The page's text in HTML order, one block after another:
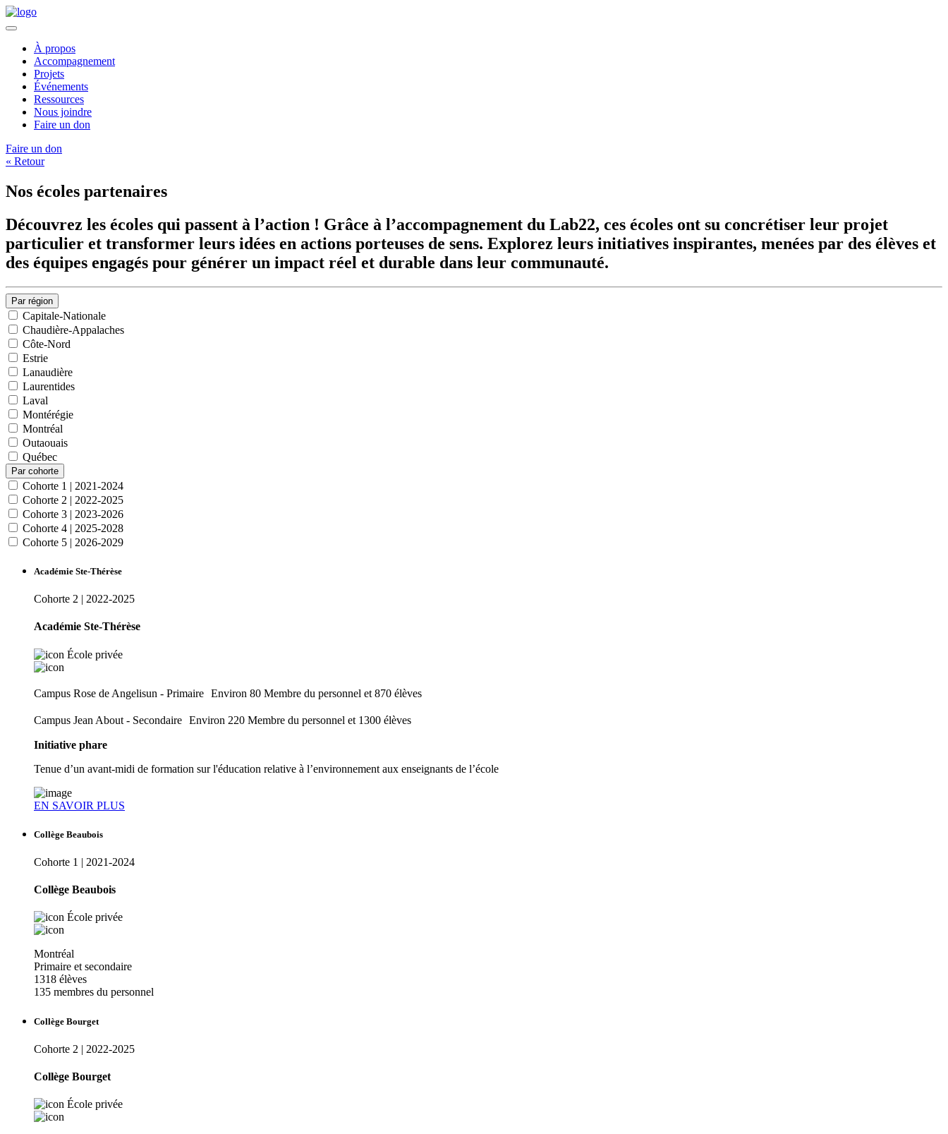
À propos
Accompagnement
Projets
Événements
Ressources
Nous joindre
Faire un don
Faire un don
« Retour
Nos écoles partenaires
Découvrez les écoles qui passent à l’action ! Grâce à l’accompagnement du Lab22, ces écoles ont su concrétiser leur projet
particulier et transformer leurs idées en actions porteuses de sens. Explorez leurs initiatives inspirantes, menées par des élèves et
des équipes engagés pour générer un impact réel et durable dans leur communauté.
Par région
Capitale-Nationale
Chaudière-Appalaches
Côte-Nord
Estrie
Lanaudière
Laurentides
Laval
Montérégie
Montréal
Outaouais
Québec
Par cohorte
Cohorte 1 | 2021-2024
Cohorte 2 | 2022-2025
Cohorte 3 | 2023-2026
Cohorte 4 | 2025-2028
Cohorte 5 | 2026-2029
Académie Ste-Thérèse
Cohorte 2 | 2022-2025
Académie Ste-Thérèse
École privée
Campus Rose de Angelisun - Primaire Environ 80 Membre du personnel et 870 élèves
Campus Jean About - Secondaire Environ 220 Membre du personnel et 1300 élèves
Initiative phare
Tenue d’un avant-midi de formation sur l'éducation relative à l’environnement aux enseignants de l’école
EN SAVOIR PLUS
Collège Beaubois
Cohorte 1 | 2021-2024
Collège Beaubois
École privée
Montréal
Primaire et secondaire
1318 élèves
135 membres du personnel
Collège Bourget
Cohorte 2 | 2022-2025
Collège Bourget
École privée